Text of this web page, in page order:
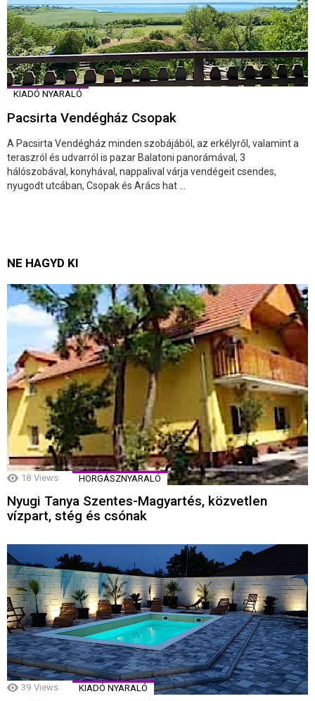
KIADÓ NYARALÓ
Pacsirta Vendégház Csopak
A Pacsirta Vendégház minden szobájából, az erkélyről, valamint a
teraszról és udvarról is pazar Balatoni panorámával, 3
hálószobával, konyhával, nappalival várja vendégeit csendes,
nyugodt utcában, Csopak és Arács hat ...
NE HAGYD KI
18 Views HORGÁSZNYARALÓ
Nyugi Tanya Szentes-Magyartés, közvetlen
vízpart, stég és csónak
39 Views KIADÓ NYARALÓ